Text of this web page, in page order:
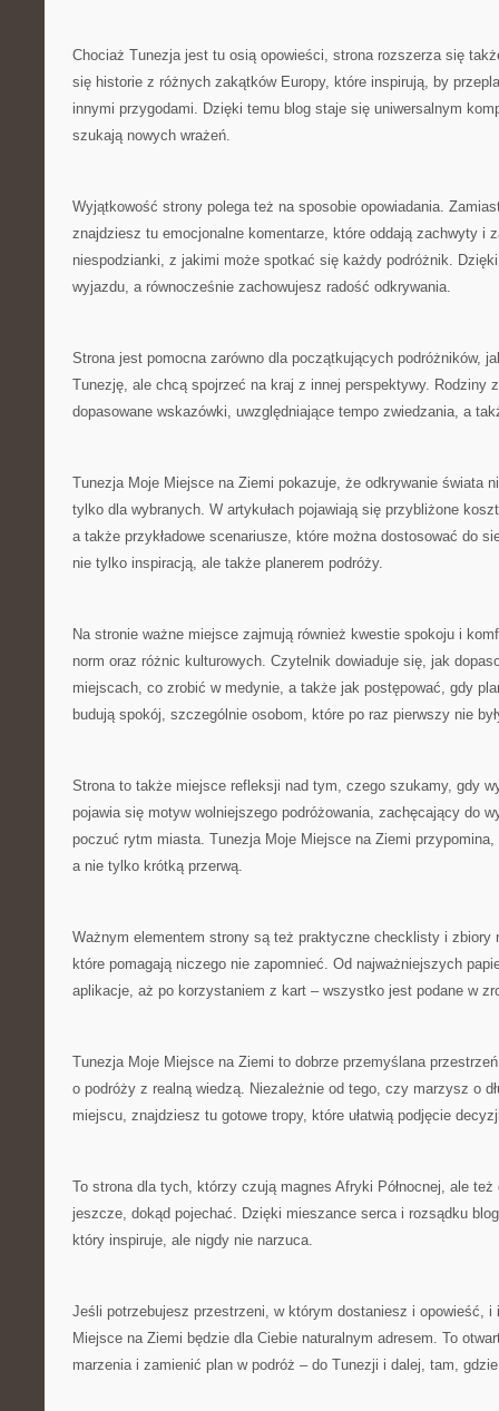
Chociaż Tunezja jest tu osią opowieści, strona rozszerza się
się historie z różnych zakątków Europy, które inspirują, by
innymi przygodami. Dzięki temu blog staje się uniwersalnym
szukają nowych wrażeń.
Wyjątkowość strony polega też na sposobie opowiadania.
znajdziesz tu emocjonalne komentarze, które oddają zachwyty i
niespodzianki, z jakimi może spotkać się każdy podróżnik.
wyjazdu, a równocześnie zachowujesz radość odkrywania.
Strona jest pomocna zarówno dla początkujących podróżników,
Tunezję, ale chcą spojrzeć na kraj z innej perspektywy. Rodziny
dopasowane wskazówki, uwzględniające tempo zwiedzania, a
Tunezja Moje Miejsce na Ziemi pokazuje, że odkrywanie świata
tylko dla wybranych. W artykułach pojawiają się przybliżone
a także przykładowe scenariusze, które można dostosować do
nie tylko inspiracją, ale także planerem podróży.
Na stronie ważne miejsce zajmują również kwestie spokoju i
norm oraz różnic kulturowych. Czytelnik dowiaduje się, jak
miejscach, co zrobić w medynie, a także jak postępować, gdy
budują spokój, szczególnie osobom, które po raz pierwszy nie
Strona to także miejsce refleksji nad tym, czego szukamy, gdy
pojawia się motyw wolniejszego podróżowania, zachęcający do
poczuć rytm miasta. Tunezja Moje Miejsce na Ziemi
a nie tylko krótką przerwą.
Ważnym elementem strony są też praktyczne checklisty i zbiory
które pomagają niczego nie zapomnieć. Od najważniejszych
aplikacje, aż po korzystaniem z kart – wszystko jest podane w
Tunezja Moje Miejsce na Ziemi to dobrze przemyślana
o podróży z realną wiedzą. Niezależnie od tego, czy marzysz o
miejscu, znajdziesz tu gotowe tropy, które ułatwią podjęcie
To strona dla tych, którzy czują magnes Afryki Północnej, ale
jeszcze, dokąd pojechać. Dzięki mieszance serca i rozsądku
który inspiruje, ale nigdy nie narzuca.
Jeśli potrzebujesz przestrzeni, w którym dostaniesz i opowieść, i
Miejsce na Ziemi będzie dla Ciebie naturalnym adresem. To
marzenia i zamienić plan w podróż – do Tunezji i dalej, tam,